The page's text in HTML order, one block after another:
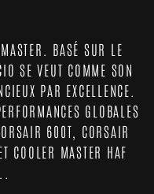
BASÉ SUR LE
SE VEUT COMME SON
PAR EXCELLENCE.
GLOBALES
600T, CORSAIR
COOLER MASTER HAF